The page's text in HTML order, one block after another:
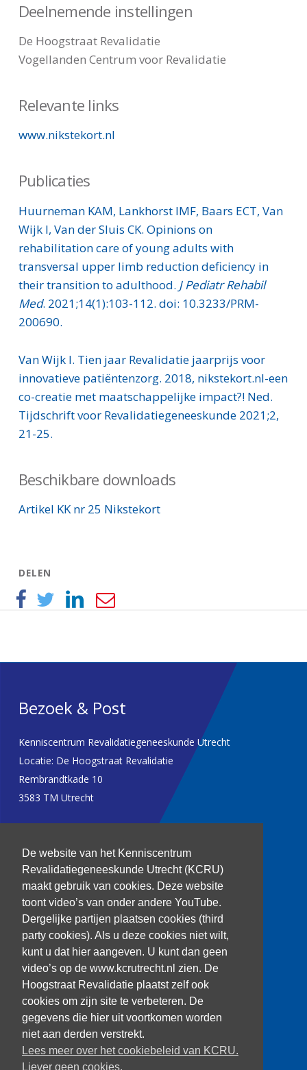
De website van het Kenniscentrum
Revalidatiegeneeskunde Utrecht (KCRU)
maakt gebruik van cookies. Deze website
toont video’s van onder andere YouTube.
Dergelijke partijen plaatsen cookies (third
party cookies). Als u deze cookies niet wilt,
kunt u dat hier aangeven. U kunt dan geen
video’s op de www.kcrutrecht.nl zien. De
Hoogstraat Revalidatie plaatst zelf ook
cookies om zijn site te verbeteren. De
gegevens die hier uit voortkomen worden
niet aan derden verstrekt.
Lees meer over het cookiebeleid van KCRU.
Liever geen cookies.
Deelnemende instellingen
De Hoogstraat Revalidatie
Vogellanden Centrum voor Revalidatie
Relevante links
www.nikstekort.nl
Publicaties
Huurneman KAM, Lankhorst IMF, Baars ECT, Van
Wijk I, Van der Sluis CK. Opinions on
rehabilitation care of young adults with
transversal upper limb reduction deficiency in
their transition to adulthood. J Pediatr Rehabil
Med. 2021;14(1):103-112. doi: 10.3233/PRM-
200690.
Van Wijk I. Tien jaar Revalidatie jaarprijs voor
innovatieve patiëntenzorg. 2018, nikstekort.nl-een
co-creatie met maatschappelijke impact?! Ned.
Tijdschrift voor Revalidatiegeneeskunde 2021;2,
21-25.
Beschikbare downloads
Artikel KK nr 25 Nikstekort
DELEN
Bezoek & Post
Kenniscentrum Revalidatiegeneeskunde Utrecht
Locatie: De Hoogstraat Revalidatie
Rembrandtkade 10
3583 TM Utrecht
kenniscentrum@dehoogstraat.nl
Over het KCRU
Samenwerkingen
Onze onderzoekers
Procedure onderzoeker
Volg ons